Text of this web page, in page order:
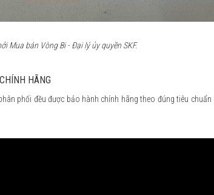
Mua bán Vòng Bi - Đại lý ủy quyền SKF.
HÃNG
phối đều được bảo hành chính hãng theo đúng tiêu chuẩn